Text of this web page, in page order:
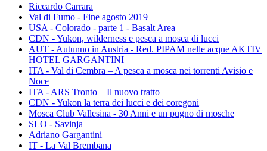
Riccardo Carrara
Val di Fumo - Fine agosto 2019
USA - Colorado - parte 1 - Basalt Area
CDN - Yukon, wilderness e pesca a mosca di lucci
AUT - Autunno in Austria - Red. PIPAM nelle acque AKTIV
HOTEL GARGANTINI
ITA - Val di Cembra – A pesca a mosca nei torrenti Avisio e
Noce
ITA - ARS Tronto – Il nuovo tratto
CDN - Yukon la terra dei lucci e dei coregoni
Mosca Club Vallesina - 30 Anni e un pugno di mosche
SLO - Savinja
Adriano Gargantini
IT - La Val Brembana